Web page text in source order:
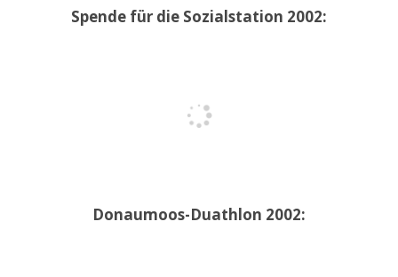
Spende für die Sozialstation 2002:
Donaumoos-Duathlon 2002: